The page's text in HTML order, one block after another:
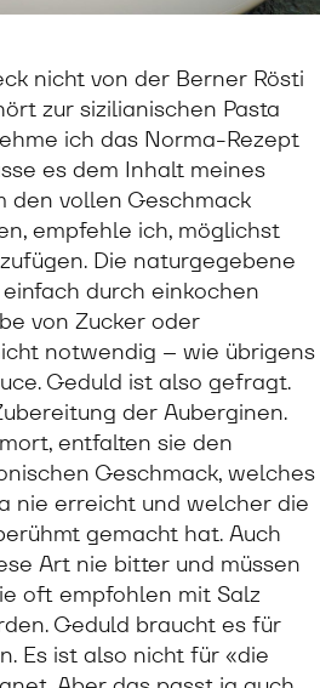
nicht von der Berner Rösti
zur sizilianischen Pasta
ich das Norma-Rezept
es dem Inhalt meines
den vollen Geschmack
empfehle ich, möglichst
Die naturgegebene
durch einkochen
von Zucker oder
notwendig – wie übrigens
Geduld ist also gefragt.
der Auberginen.
entfalten sie den
Geschmack, welches
nie erreicht und welcher die
gemacht hat. Auch
Art nie bitter und müssen
oft empfohlen mit Salz
Geduld braucht es für
Es ist also nicht für «die